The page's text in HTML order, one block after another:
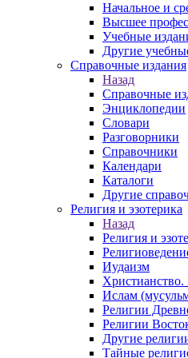
Начальное и
Высшее
Учебные
Другие
Справочные издания
Назад
Справочные
Энциклопедии
Словари
Разговорники
Справочники
Календари
Каталоги
Другие
Религия и эзотерика
Назад
Религия и
Иудаизм
Ислам
Религии
Религии
Другие
Тайные